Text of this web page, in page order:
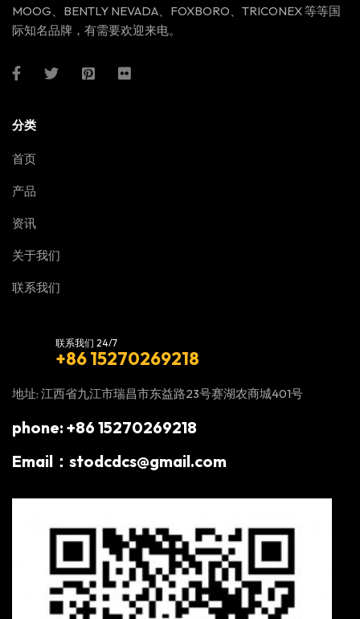
MOOG、BENTLY NEVADA、FOXBORO、TRICONEX 等等国
际知名品牌，有需要欢迎来电。
分类
首页
产品
资讯
关于我们
联系我们
联系我们 24/7
+86 15270269218
地址: 江西省九江市瑞昌市东益路23号赛湖农商城401号
phone: +86 15270269218
Email：stodcdcs@gmail.com